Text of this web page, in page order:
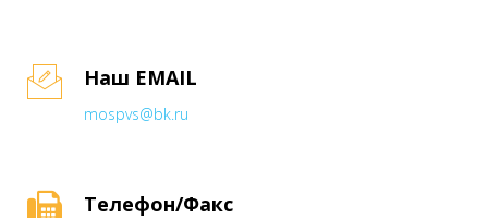
Наш EMAIL
mospvs@bk.ru
Телефон/Факс